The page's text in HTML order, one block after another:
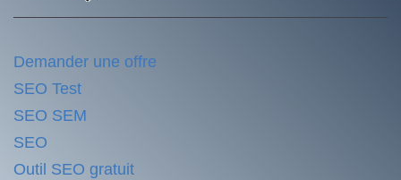
Demander une offre
SEO Test
SEO SEM
SEO
Outil SEO gratuit